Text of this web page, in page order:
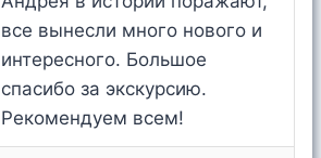
все вынесли много нового и
интересного. Большое
спасибо за экскурсию.
Рекомендуем всем!